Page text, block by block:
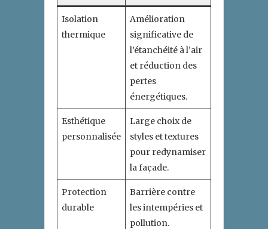
Isolation
thermique
Amélioration
significative de
l’étanchéité à l’air
et réduction des
pertes
énergétiques.
Esthétique
personnalisée
Large choix de
styles et textures
pour redynamiser
la façade.
Protection
durable
Barrière contre
les intempéries et
pollution.